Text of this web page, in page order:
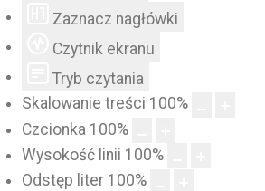
Zaznacz nagłówki
Czytnik ekranu
Tryb czytania
Skalowanie treści 100%
Czcionka 100%
Wysokość linii 100%
Odstęp liter 100%